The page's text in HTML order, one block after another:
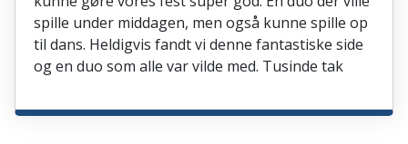
spille under middagen, men også kunne spille op
til dans. Heldigvis fandt vi denne fantastiske side
og en duo som alle var vilde med. Tusinde tak